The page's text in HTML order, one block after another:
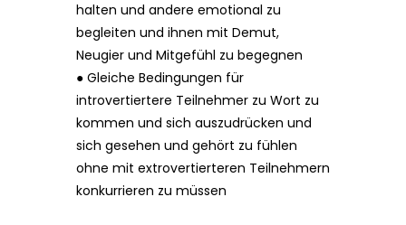
halten und andere emotional zu
begleiten und ihnen mit Demut,
Neugier und Mitgefühl zu begegnen
● Gleiche Bedingungen für
introvertiertere Teilnehmer zu Wort zu
kommen und sich auszudrücken und
sich gesehen und gehört zu fühlen
ohne mit extrovertierteren Teilnehmern
konkurrieren zu müssen